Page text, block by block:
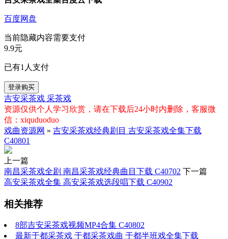
百度网盘
当前隐藏内容需要支付
9.9元
已有1 人支付
登录购买
吉安采茶戏 采茶戏
资源仅供个人学习欣赏，请在下载后24小时内删除，客服微
信：xiquduoduo
戏曲资源网 » 吉安采茶戏经典剧目 吉安采茶戏全集下载
C40801
上一篇
南昌采茶戏全剧 南昌采茶戏经典曲目下载 C40702 下一篇
高安采茶戏全集 高安采茶戏选段唱下载 C40902
相关推荐
8部吉安采茶戏视频MP4合集 C40802
最新于都采茶戏 于都采茶戏曲 于都半班戏全集下载